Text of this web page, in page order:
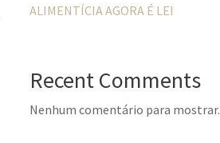
ALIMENTÍCIA AGORA É LEI
Recent Comments
Nenhum comentário para mostrar.